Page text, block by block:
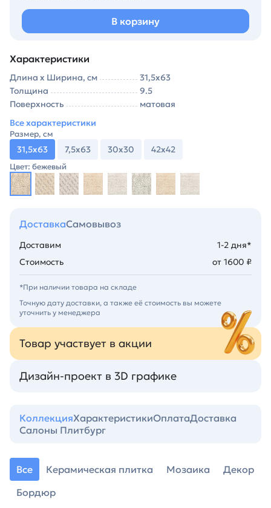
В корзину
Характеристики
Длина х Ширина, см
31,5х63
Толщина
9.5
Поверхность
матовая
Все характеристики
Размер, см
31,5х63 7,5х63 30х30 42х42
Цвет: бежевый
ДоставкаСамовывоз
Доставим
1-2 дня*
Стоимость
от 1600 ₽
*При наличии товара на складе
Точную дату доставки, а также её стоимость вы можете
уточнить у менеджера
Товар участвует в акции
Дизайн-проект в 3D графике
КоллекцияХарактеристикиОплатаДоставка
Салоны Плитбург
Все Керамическая плитка Мозаика
Декор
Бордюр